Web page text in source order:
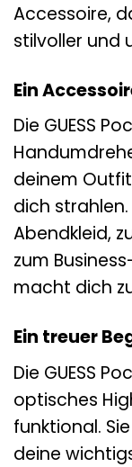
Accessoire,
stilvoller und
Ein
Die GUESS
deinem
dich
Abendkleid,
zum
macht dich
Ein treuer
Die GUESS
optisches
funktional.
deine